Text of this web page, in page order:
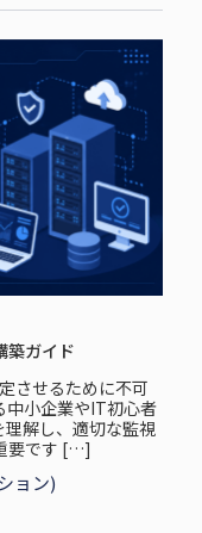
築ガイド
させるために不可
中小企業やIT初心者
解し、適切な監視
要です […]
ョン)